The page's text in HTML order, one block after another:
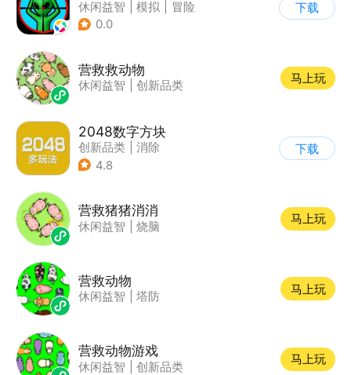
休闲益智 模拟
冒险
| 儿童游戏
0.0
下载
营救救动物
休闲益智 创新品类
马上玩
2048数字方块
创新品类
消除
| 多比特
4.8
下载
营救猪猪消消
休闲益智 烧脑
马上玩
营救动物
休闲益智 塔防
马上玩
营救动物游戏
休闲益智 创新品类
马上玩